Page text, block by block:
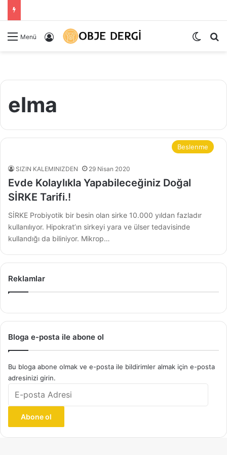
Menü Kayıt Ol Dış
elma
Beslenme
SIZIN KALEMINIZDEN 29 Nisan 2020
Evde Kolaylıkla Yapabileceğiniz Doğal
SİRKE Tarifi.!
SİRKE Probiyotik bir besin olan sirke 10.000 yıldan fazladır
kullanılıyor. Hipokrat’ın sirkeyi yara ve ülser tedavisinde
kullandığı da biliniyor. Mikrop…
Reklamlar
Bloga e-posta ile abone ol
Bu bloga abone olmak ve e-posta ile bildirimler almak için e-posta
adresinizi girin.
posta
Abone ol